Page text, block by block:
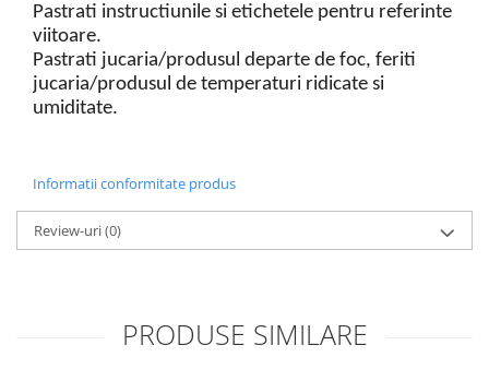
Pastrati instructiunile si etichetele pentru referinte
viitoare.
Pastrati jucaria/produsul departe de foc, feriti
jucaria/produsul de temperaturi ridicate si
umiditate.
Informatii conformitate produs
Review-uri(0)
PRODUSE SIMILARE